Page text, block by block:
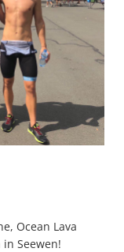
Ocean Lava
Seewen!